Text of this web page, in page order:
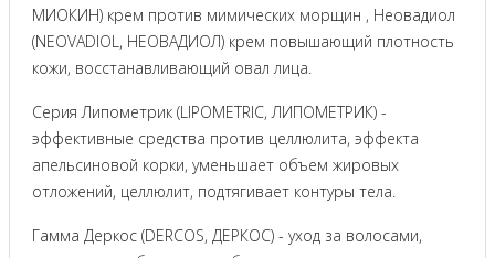
МИОКИН) крем против мимических морщин , Неовадиол
(NEOVADIOL, НЕОВАДИОЛ) крем повышающий плотность
кожи, восстанавливающий овал лица.
Серия Липометрик (LIPOMETRIC, ЛИПОМЕТРИК) -
эффективные средства против целлюлита, эффекта
апельсиновой корки, уменьшает объем жировых
отложений, целлюлит, подтягивает контуры тела.
Гамма Деркос (DERCOS, ДЕРКОС) - уход за волосами,